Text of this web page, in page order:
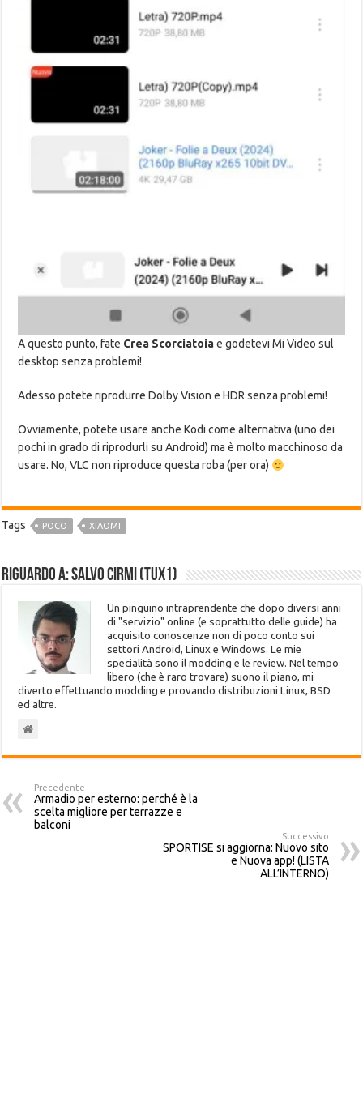
A questo punto, fate Crea Scorciatoiae godetevi Mi Video sul
desktop senza problemi!
Adesso potete riprodurre Dolby Vision e HDR senza problemi!
Ovviamente, potete usare anche Kodi come alternativa (uno dei
pochi in grado di riprodurli su Android) ma è molto macchinoso da
usare. No, VLC non riproduce questa roba (per ora)
Tags POCO XIAOMI
Riguardo a: Salvo Cirmi (Tux1)
Un pinguino intraprendente che dopo diversi anni
di "servizio" online (e soprattutto delle guide) ha
acquisito conoscenze non di poco conto sui
settori Android, Linux e Windows. Le mie
specialità sono il modding e le review. Nel tempo
libero (che è raro trovare) suono il piano, mi
diverto effettuando modding e provando distribuzioni Linux, BSD
ed altre.
Precedente
Armadio per esterno: perché è la
scelta migliore per terrazze e
balconi
Successivo
SPORTISE si aggiorna: Nuovo sito
e Nuova app! (LISTA
ALL’INTERNO)